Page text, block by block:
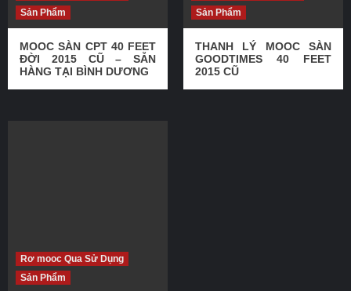
Sản Phẩm
MOOC SÀN CPT 40 FEET
ĐỜI 2015 CŨ – SẴN
HÀNG TẠI BÌNH DƯƠNG
Sản Phẩm
THANH LÝ MOOC SÀN
GOODTIMES 40 FEET
2015 CŨ
Rơ mooc Qua Sử Dụng
Sản Phẩm